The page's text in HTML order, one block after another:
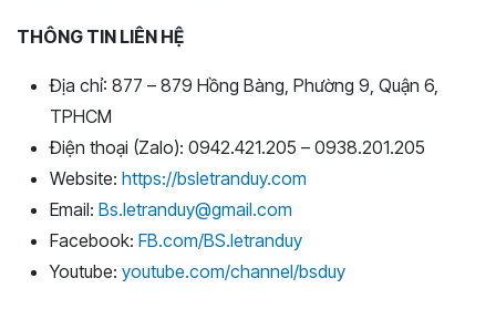
THÔNG TIN LIÊN HỆ
Địa chỉ: 877 – 879 Hồng Bàng, Phường 9, Quận 6,
TPHCM
Điện thoại (Zalo): 0942.421.205 – 0938.201.205
Website: https://bsletranduy.com
Email: Bs.letranduy@gmail.com
Facebook: FB.com/BS.letranduy
Youtube: youtube.com/channel/bsduy